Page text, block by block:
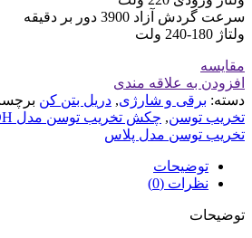
سرعت گردش آزاد 3900 دور بر دقیقه
ولتاژ 180-240 ولت
مقايسه
افزودن به علاقه مندی
دسته: برقی و شارژی, دریل بتن کن
تخریب توسن, چکش تخریب توسن مدل 6005DH پلاس
تخریب توسن مدل پلاس
توضیحات
نظرات (0)
توضیحات